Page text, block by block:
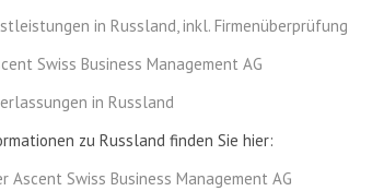
in Russland, inkl. Firmenüberprüfung
Swiss Business Management AG
in Russland
zu Russland finden Sie hier:
Ascent Swiss Business Management AG